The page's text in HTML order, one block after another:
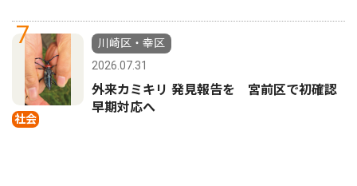
7
社会
川崎区・幸区
2026.07.31
外来カミキリ 発見報告を 宮前区で初確認
早期対応へ